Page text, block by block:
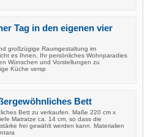
Tag in den eigenen vier
großzügige Raumgestaltung im
es Ihnen, Ihr persönliches Wohnparadies
Wünschen und Vorstellungen zu
Küche versp
Bett
Bett zu verkaufen. Maße 220 cm x
Matratze ca. 14 cm, so dass die
frei gewählt werden kann. Materialien